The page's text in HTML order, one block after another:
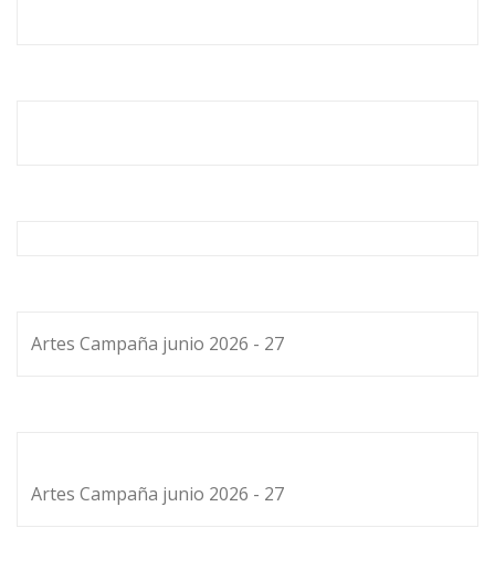
Artes Campaña junio 2026 - 27
Artes Campaña junio 2026 - 27